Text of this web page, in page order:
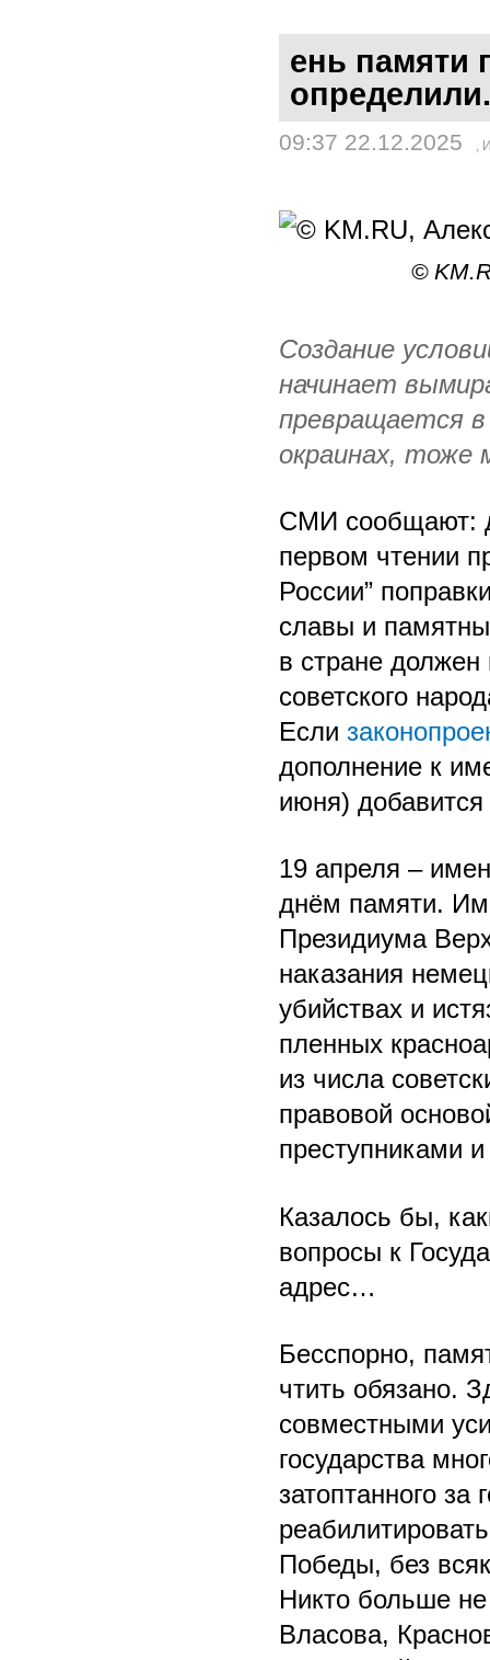
ень памяти
09:37 22.12.2025
©
Создание
начинает
превращается
окраинах, тоже
СМИ сообщают:
первом чтении
России”
славы и
в стране должен
советского
Если
дополнение к
июня)
19 апреля –
днём памяти.
Президиума
наказания
убийствах и
пленных
из числа
правовой
преступниками
Казалось бы,
вопросы к
адрес…
Бесспорно,
чтить обязано.
совместными
государства
затоптанного
Победы, без
Никто больше
Власова,